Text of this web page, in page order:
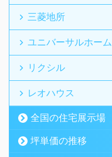
三菱地所
ユニバーサルホーム
リクシル
レオハウス
全国の住宅展示場
坪単価の推移